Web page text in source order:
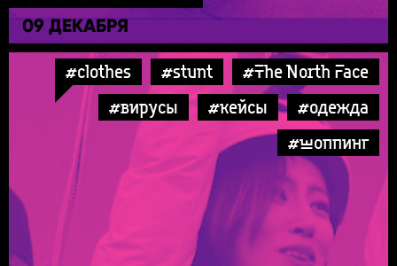
09 ДЕКАБРЯ
#clothes #stunt
#The North Face
#вирусы
#кейсы
#одежда
#шоппинг